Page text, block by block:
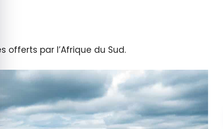
offerts par l’Afrique du Sud.